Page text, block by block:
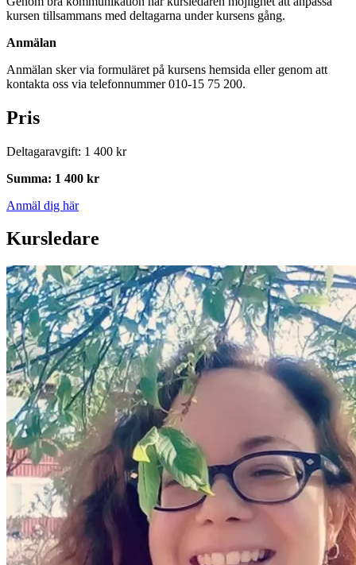
kursen tillsammans med deltagarna under kursens gång.
Anmälan
Anmälan sker via formuläret på kursens hemsida eller genom att
kontakta oss via telefonnummer 010-15 75 200.
Pris
Deltagaravgift: 1 400 kr
Summa: 1 400 kr
Anmäl dig här
Kursledare